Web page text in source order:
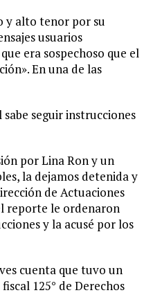
y alto tenor por su
usuarios
era sospechoso que el
En una de las
seguir instrucciones
por Lina Ron y un
la dejamos detenida y
de Actuaciones
reporte le ordenaron
y la acusé por los
cuenta que tuvo un
125° de Derechos